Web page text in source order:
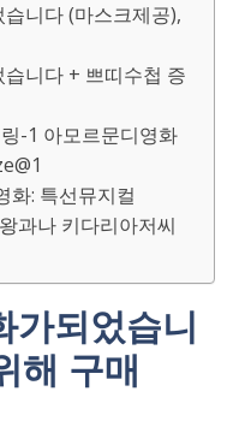
니다 (마스크제공),
니다 + 쁘띠수첩 증
-1 아모르문디영화
화: 특선뮤지컬
과나 키다리아저씨
가되었습니
해 구매